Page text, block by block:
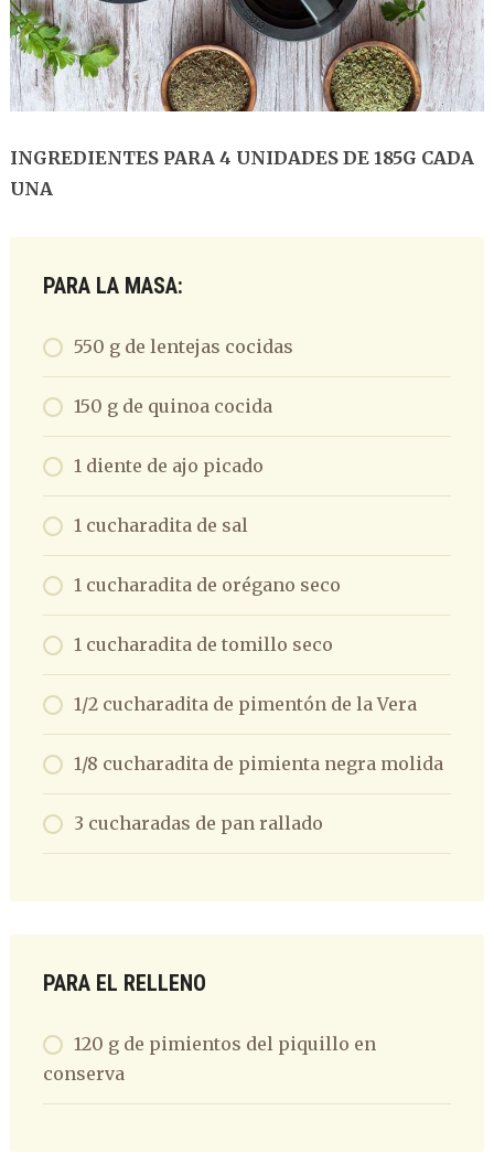
INGREDIENTES PARA 4 UNIDADES DE 185G CADA
UNA
PARA LA MASA:
550 g de lentejas cocidas
150 g de quinoa cocida
1 diente de ajo picado
1 cucharadita de sal
1 cucharadita de orégano seco
1 cucharadita de tomillo seco
1/2 cucharadita de pimentón de la Vera
1/8 cucharadita de pimienta negra molida
3 cucharadas de pan rallado
PARA EL RELLENO
120 g de pimientos del piquillo en
conserva